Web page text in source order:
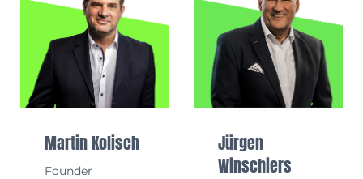
Martin Kolisch
Founder
Jürgen
Winschiers